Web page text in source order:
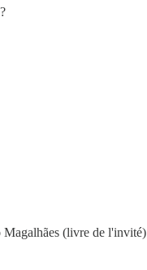
Magalhães (livre de l'invité)